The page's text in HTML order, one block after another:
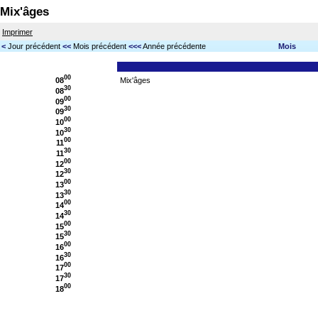
Mix'âges
Imprimer
< Jour précédent << Mois précédent <<<Année précédente Mois
0800
0830
0900
0930
1000
1030
1100
1130
1200
1230
1300
1330
1400
1430
1500
1530
1600
1630
1700
1730
1800
Mix'âges